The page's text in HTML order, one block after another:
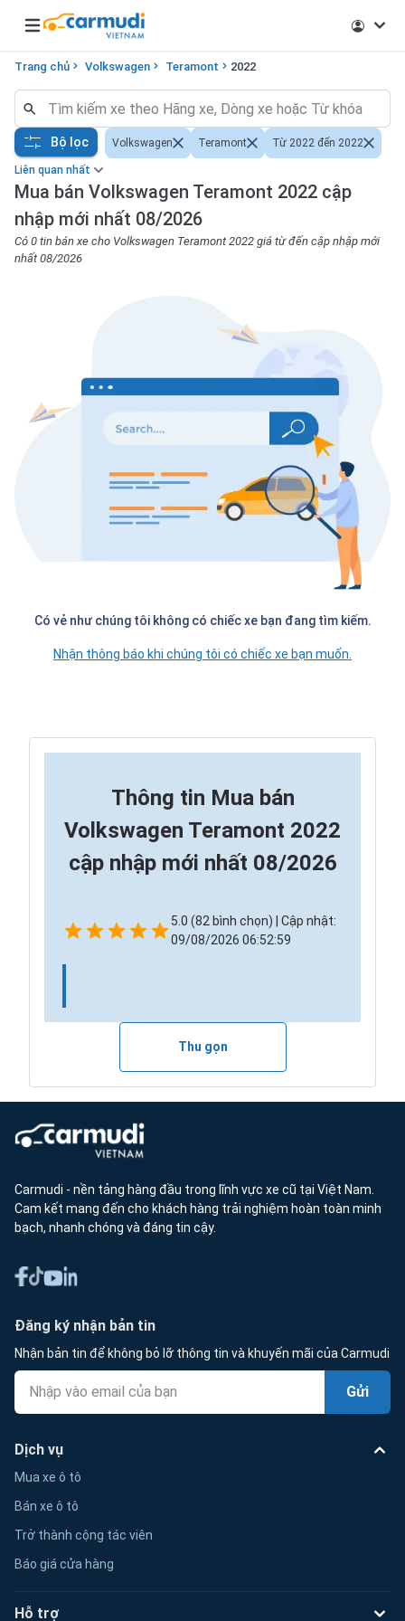
Open main menu
Trang chủ Volkswagen Teramont 2022
Liên quan nhất
Mua bán Volkswagen Teramont 2022 cập
nhập mới nhất 08/2026
Có 0 tin bán xe cho Volkswagen Teramont 2022 giá từ đến cập nhập mới
nhất 08/2026
Bộ lọc Volkswagen Teramont Từ 2022 đến 2022
Có vẻ như chúng tôi không có chiếc xe bạn đang tìm kiếm.
Nhận thông báo khi chúng tôi có chiếc xe bạn muốn.
Thông tin Mua bán
Volkswagen Teramont 2022
cập nhập mới nhất 08/2026
5.0 (82 bình chọn) | Cập nhật:
09/08/2026 06:52:59
Thu gọn
Carmudi - nền tảng hàng đầu trong lĩnh vực xe cũ tại Việt Nam.
Cam kết mang đến cho khách hàng trải nghiệm hoàn toàn minh
bạch, nhanh chóng và đáng tin cậy.
Đăng ký nhận bản tin
Nhận bản tin để không bỏ lỡ thông tin và khuyến mãi của Carmudi
Gửi
Dịch vụ
Mua xe ô tô
Bán xe ô tô
Trở thành cộng tác viên
Báo giá cửa hàng
Hỗ trợ